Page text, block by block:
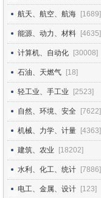
航天、航空、航海 [1689]
能源、动力、材料 [4635]
计算机、自动化 [30008]
石油、天燃气 [18]
轻工业、手工业 [2523]
自然、环境、安全 [7622]
机械、力学、计量 [4363]
建筑、农业 [18202]
水利、化工、统计 [7886]
电工、金属、设计 [123]